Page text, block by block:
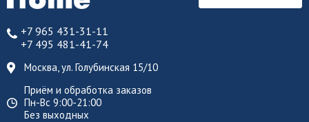
+7 965 431-31-11
+7 495 481-41-74
Москва, ул. Голубинская 15/10
Приём и обработка заказов
Пн-Вс 9:00-21:00
Без выходных